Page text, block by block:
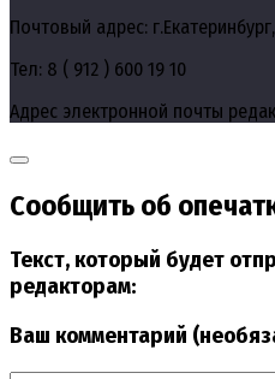
Почтовый адрес:
Тел: 8 ( 912 ) 600 19 10
Адрес электронной почты
Сообщить об
Текст, который будет
редакторам:
Ваш комментарий